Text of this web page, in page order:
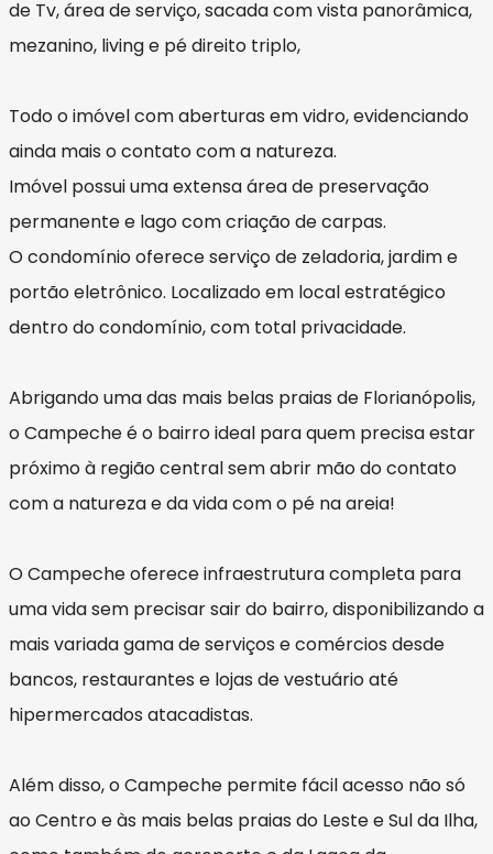
de Tv, área de serviço, sacada com vista panorâmica,
mezanino, living e pé direito triplo,
Todo o imóvel com aberturas em vidro, evidenciando
ainda mais o contato com a natureza.
Imóvel possui uma extensa área de preservação
permanente e lago com criação de carpas.
O condomínio oferece serviço de zeladoria, jardim e
portão eletrônico. Localizado em local estratégico
dentro do condomínio, com total privacidade.
Abrigando uma das mais belas praias de Florianópolis,
o Campeche é o bairro ideal para quem precisa estar
próximo à região central sem abrir mão do contato
com a natureza e da vida com o pé na areia!
O Campeche oferece infraestrutura completa para
uma vida sem precisar sair do bairro, disponibilizando a
mais variada gama de serviços e comércios desde
bancos, restaurantes e lojas de vestuário até
hipermercados atacadistas.
Além disso, o Campeche permite fácil acesso não só
ao Centro e às mais belas praias do Leste e Sul da Ilha,